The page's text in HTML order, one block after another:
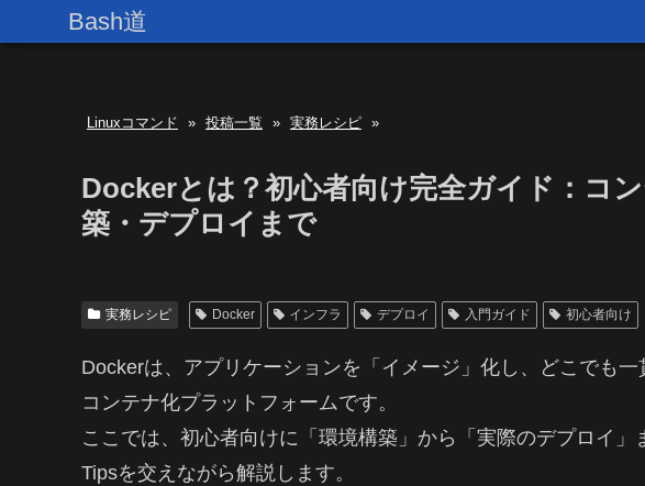
Bash道
Linuxコマンド » 投稿一覧 » 実務レシピ »
Dockerとは？初心者向け完全ガイド：コ
築・デプロイまで
実務レシピ Docker インフラ デプロイ 入門ガイド 初心者向け
Dockerは、アプリケーションを「イメージ」化し、どこでも
コンテナ化プラットフォームです。
ここでは、初心者向けに「環境構築」から「実際のデプロイ
Tipsを交えながら解説します。